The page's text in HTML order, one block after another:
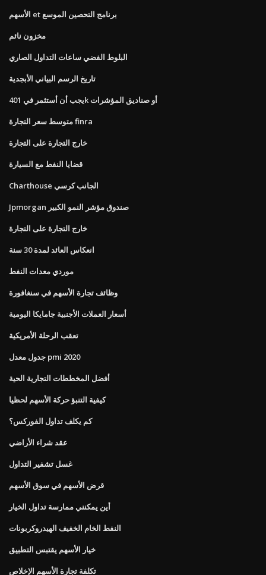
الأسهم et برنامج التحصين الموسع
مخزون نائم
البلوط الفضي ساعات التداول الصاري
تاريخ الرسم البياني الأبجدية
يجب أن أستثمر في 401k أو صناديق المؤشرات
متوسط ​​سعر التجارة finra
خارج التجارة على التجارة
قضايا النفط مع السيارة
Charthouse الجانب كرسي
Jpmorgan صندوق مؤشر النمو الكبير
خارج التجارة على التجارة
انعكاس العائد لمدة 30 سنة
موردي معدات النفط
وظائف تجارة الأسهم في سنغافورة
أسعار العملات الأجنبية جامايكا اليومية
تعقب الرحلة الأمريكية
جدول معدل pmi 2020
أفضل المخططات التجارية الحية
كيفية التنبؤ حركة الأسهم لحظيا
كم يكلف تداول الفوركس؟
عقد شراء الأراضي
غسل تشفير التداول
قرض الأسهم في سوق الأسهم
أين يمكنني ممارسة تداول الخيار
النفط الخام الخفيف الهيدروكربونات
خيار الأسهم يقتبس التطبيق
تكلفة تجارة الأسهم الإخلاص